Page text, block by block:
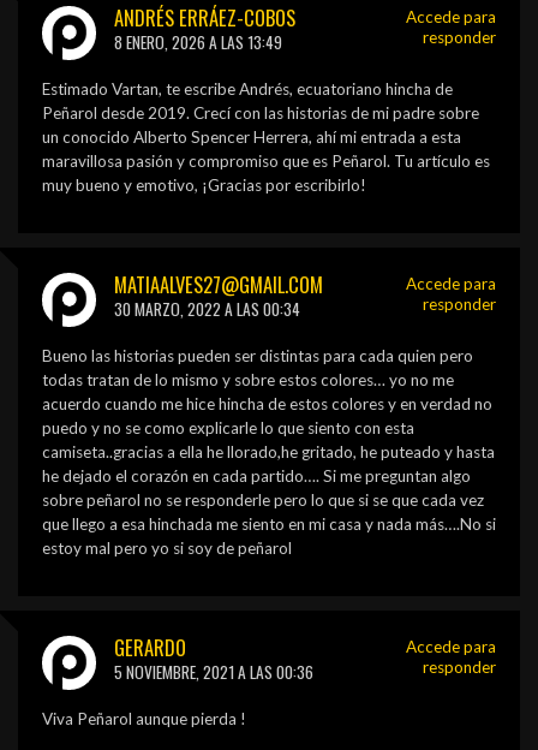
ANDRÉS ERRÁEZ-COBOS
8 ENERO, 2026 A LAS 13:49
Estimado Vartan, te escribe Andrés, ecuatoriano hincha de
Peñarol desde 2019. Crecí con las historias de mi padre sobre
un conocido Alberto Spencer Herrera, ahí mi entrada a esta
maravillosa pasión y compromiso que es Peñarol. Tu artículo es
muy bueno y emotivo, ¡Gracias por escribirlo!
Accede para
responder
MATIAALVES27@GMAIL.COM
30 MARZO, 2022 A LAS 00:34
Bueno las historias pueden ser distintas para cada quien pero
todas tratan de lo mismo y sobre estos colores… yo no me
acuerdo cuando me hice hincha de estos colores y en verdad no
puedo y no se como explicarle lo que siento con esta
camiseta..gracias a ella he llorado,he gritado, he puteado y hasta
he dejado el corazón en cada partido…. Si me preguntan algo
sobre peñarol no se responderle pero lo que si se que cada vez
que llego a esa hinchada me siento en mi casa y nada más….No si
estoy mal pero yo si soy de peñarol
Accede para
responder
GERARDO
5 NOVIEMBRE, 2021 A LAS 00:36
Viva Peñarol aunque pierda !
Accede para
responder